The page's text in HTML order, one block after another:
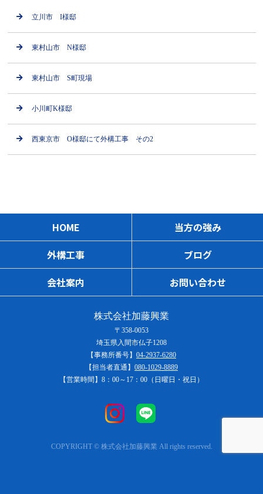
立川市 I様邸
東村山市 N様邸
東村山市 S町現場
小川町K様邸
西東京市 O様邸にて外構工事 その2
HOME
当方の強み
外構工事
ブログ
会社案内
お問い合わせ
株式会社加藤興業
〒358-0053
埼玉県入間市仏子1208
【事務所番号】 04-2937-6280
【担当者直通】 080-1029-8889
【営業時間】8：00～17：00（日曜日・祝日）
COPYRIGHT © 株式会社加藤興業 All rights reserved.